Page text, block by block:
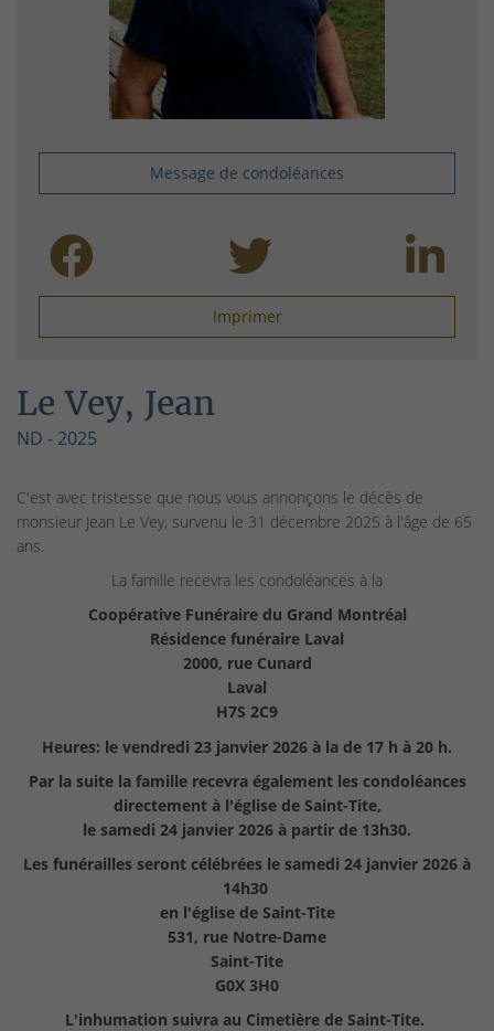
Message de condoléances
Imprimer
Le Vey, Jean
ND - 2025
C'est avec tristesse que nous vous annonçons le décès de
monsieur Jean Le Vey, survenu le 31 décembre 2025 à l'âge de 65
ans.
La famille recevra les condoléances à la
Coopérative Funéraire du Grand Montréal
Résidence funéraire Laval
2000, rue Cunard
Laval
H7S 2C9
Heures: le vendredi 23 janvier 2026 à la de 17 h à 20 h.
Par la suite la famille recevra également les condoléances
directement à l'église de Saint-Tite,
le samedi 24 janvier 2026 à partir de 13h30.
Les funérailles seront célébrées le samedi 24 janvier 2026 à
14h30
en l'église de Saint-Tite
531, rue Notre-Dame
Saint-Tite
G0X 3H0
L'inhumation suivra au Cimetière de Saint-Tite.